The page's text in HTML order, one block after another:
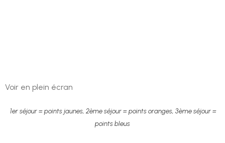
Voir en plein écran
1er séjour = points jaunes, 2ème séjour = points oranges, 3ème séjour =
points bleus